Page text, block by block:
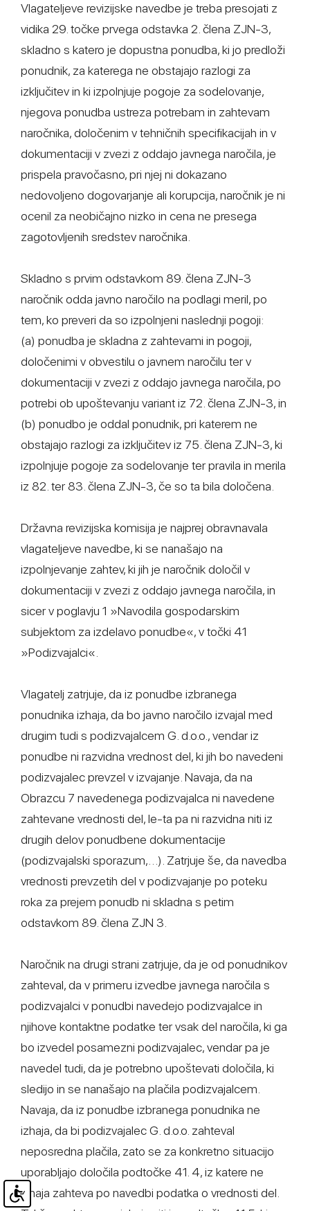
Vlagateljeve revizijske navedbe je treba presojati z
vidika 29. točke prvega odstavka 2. člena ZJN-3,
skladno s katero je dopustna ponudba, ki jo predloži
ponudnik, za katerega ne obstajajo razlogi za
izključitev in ki izpolnjuje pogoje za sodelovanje,
njegova ponudba ustreza potrebam in zahtevam
naročnika, določenim v tehničnih specifikacijah in v
dokumentaciji v zvezi z oddajo javnega naročila, je
prispela pravočasno, pri njej ni dokazano
nedovoljeno dogovarjanje ali korupcija, naročnik je ni
ocenil za neobičajno nizko in cena ne presega
zagotovljenih sredstev naročnika.
Skladno s prvim odstavkom 89. člena ZJN-3
naročnik odda javno naročilo na podlagi meril, po
tem, ko preveri da so izpolnjeni naslednji pogoji:
(a) ponudba je skladna z zahtevami in pogoji,
določenimi v obvestilu o javnem naročilu ter v
dokumentaciji v zvezi z oddajo javnega naročila, po
potrebi ob upoštevanju variant iz 72. člena ZJN-3, in
(b) ponudbo je oddal ponudnik, pri katerem ne
obstajajo razlogi za izključitev iz 75. člena ZJN-3, ki
izpolnjuje pogoje za sodelovanje ter pravila in merila
iz 82. ter 83. člena ZJN-3, če so ta bila določena.
Državna revizijska komisija je najprej obravnavala
vlagateljeve navedbe, ki se nanašajo na
izpolnjevanje zahtev, ki jih je naročnik določil v
dokumentaciji v zvezi z oddajo javnega naročila, in
sicer v poglavju 1 »Navodila gospodarskim
subjektom za izdelavo ponudbe«, v točki 41
»Podizvajalci«.
Vlagatelj zatrjuje, da iz ponudbe izbranega
ponudnika izhaja, da bo javno naročilo izvajal med
drugim tudi s podizvajalcem G. d.o.o., vendar iz
ponudbe ni razvidna vrednost del, ki jih bo navedeni
podizvajalec prevzel v izvajanje. Navaja, da na
Obrazcu 7 navedenega podizvajalca ni navedene
zahtevane vrednosti del, le-ta pa ni razvidna niti iz
drugih delov ponudbene dokumentacije
(podizvajalski sporazum,…). Zatrjuje še, da navedba
vrednosti prevzetih del v podizvajanje po poteku
roka za prejem ponudb ni skladna s petim
odstavkom 89. člena ZJN 3.
Naročnik na drugi strani zatrjuje, da je od ponudnikov
zahteval, da v primeru izvedbe javnega naročila s
podizvajalci v ponudbi navedejo podizvajalce in
njihove kontaktne podatke ter vsak del naročila, ki ga
bo izvedel posamezni podizvajalec, vendar pa je
navedel tudi, da je potrebno upoštevati določila, ki
sledijo in se nanašajo na plačila podizvajalcem.
Navaja, da iz ponudbe izbranega ponudnika ne
izhaja, da bi podizvajalec G. d.o.o. zahteval
neposredna plačila, zato se za konkretno situacijo
uporabljajo določila podtočke 41. 4, iz katere ne
izhaja zahteva po navedbi podatka o vrednosti del.